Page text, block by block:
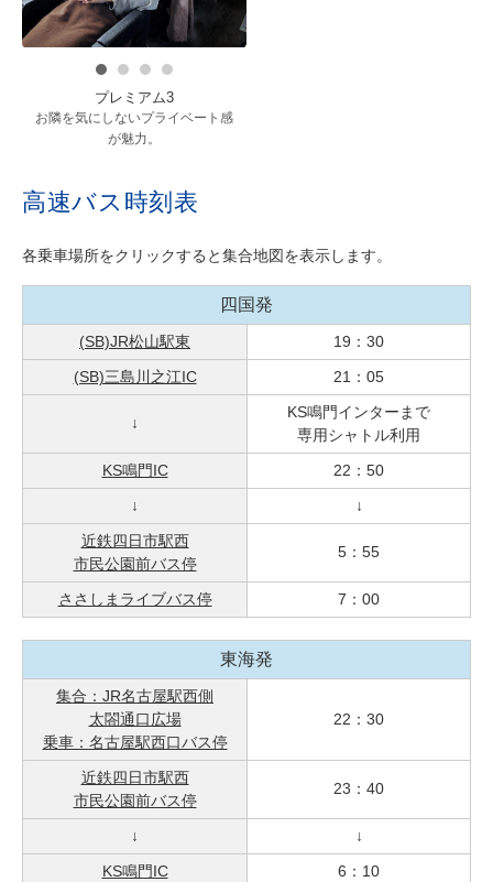
プレミアム3
お隣を気にしないプライベート感
が魅力。
高速バス時刻表
各乗車場所をクリックすると集合地図を表示します。
四国発
(SB)JR松山駅東 19：30
(SB)三島川之江IC 21：05
↓
KS鳴門インターまで
専用シャトル利用
KS鳴門IC 22：50
↓ ↓
近鉄四日市駅西
市民公園前バス停
5：55
ささしまライブバス停 7：00
東海発
集合：JR名古屋駅西側
太閤通口広場
乗車：名古屋駅西口バス停
22：30
近鉄四日市駅西
市民公園前バス停
23：40
↓ ↓
KS鳴門IC 6：10